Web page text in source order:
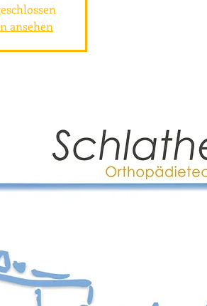
ansehen